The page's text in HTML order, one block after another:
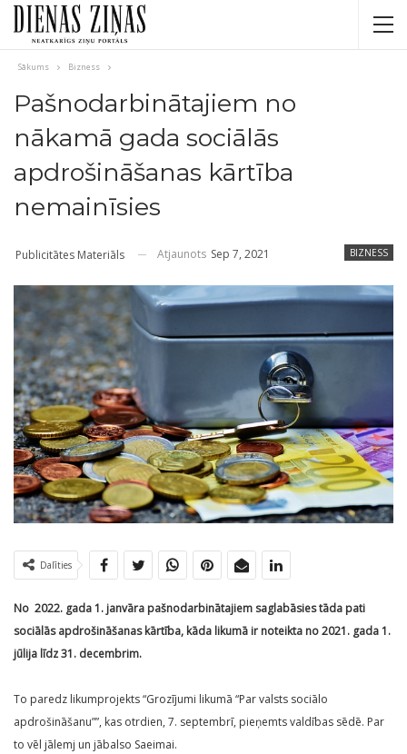
Sākums Bizness
Pašnodarbinātajiem no
nākamā gada sociālās
apdrošināšanas kārtība
nemainīsies
BIZNESS
Publicitātes Materiāls Atjaunots Sep 7, 2021
Dalīties
No 2022. gada 1. janvāra pašnodarbinātajiem saglabāsies tāda pati
sociālās apdrošināšanas kārtība, kāda likumā ir noteikta no 2021. gada 1.
jūlija līdz 31. decembrim.
To paredz likumprojekts “Grozījumi likumā “Par valsts sociālo
apdrošināšanu””, kas otrdien, 7. septembrī, pieņemts valdības sēdē. Par
to vēl jālemj un jābalso Saeimai.